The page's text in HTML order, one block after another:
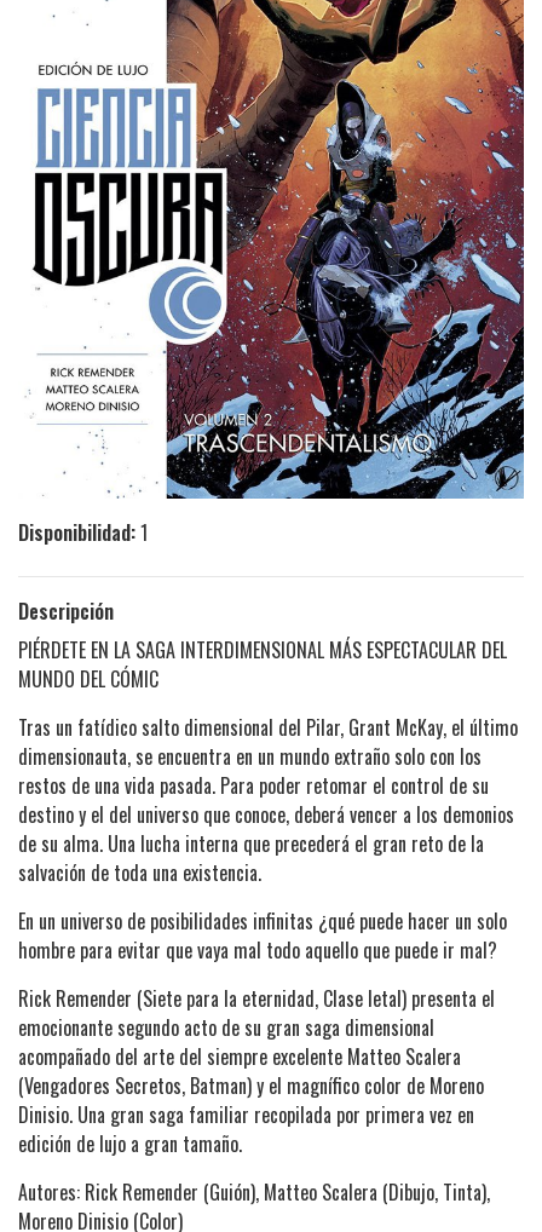
Disponibilidad:1
Descripción
PIÉRDETE EN LA SAGA INTERDIMENSIONAL MÁS ESPECTACULAR DEL
MUNDO DEL CÓMIC
Tras un fatídico salto dimensional del Pilar, Grant McKay, el último
dimensionauta, se encuentra en un mundo extraño solo con los
restos de una vida pasada. Para poder retomar el control de su
destino y el del universo que conoce, deberá vencer a los demonios
de su alma. Una lucha interna que precederá el gran reto de la
salvación de toda una existencia.
En un universo de posibilidades infinitas ¿qué puede hacer un solo
hombre para evitar que vaya mal todo aquello que puede ir mal?
Rick Remender (Siete para la eternidad, Clase letal) presenta el
emocionante segundo acto de su gran saga dimensional
acompañado del arte del siempre excelente Matteo Scalera
(Vengadores Secretos, Batman) y el magnífico color de Moreno
Dinisio. Una gran saga familiar recopilada por primera vez en
edición de lujo a gran tamaño.
Autores: Rick Remender (Guión), Matteo Scalera (Dibujo, Tinta),
Moreno Dinisio (Color)